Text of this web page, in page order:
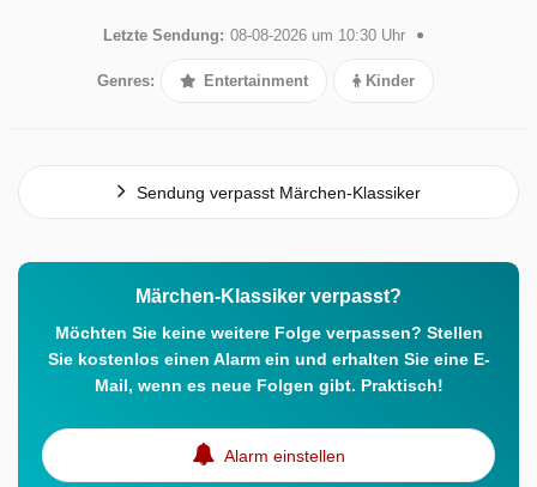
Letzte Sendung: 08-08-2026 um 10:30 Uhr
Genres: Entertainment Kinder
Sendung verpasst Märchen-Klassiker
Märchen-Klassiker verpasst?
Möchten Sie keine weitere Folge verpassen? Stellen
Sie kostenlos einen Alarm ein und erhalten Sie eine E-
Mail, wenn es neue Folgen gibt. Praktisch!
Alarm einstellen